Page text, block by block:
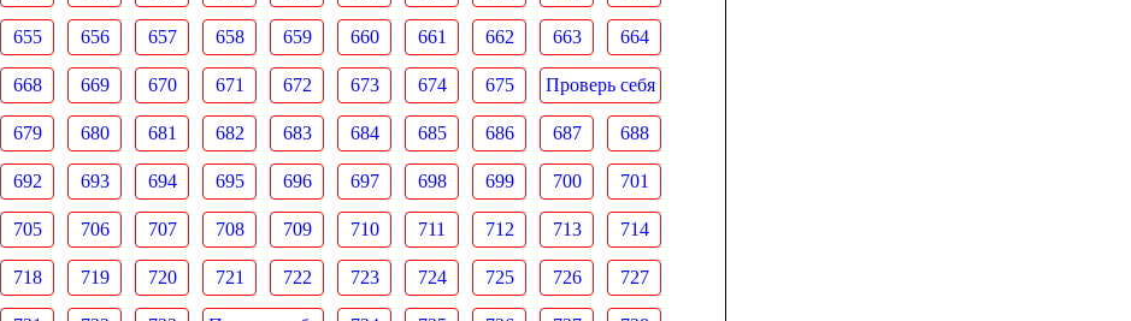
655 656 657 658 659 660 661 662 663 664
668 669 670 671 672 673 674 675 Проверь себя
679 680 681 682 683 684 685 686 687 688
692 693 694 695 696 697 698 699 700 701
705 706 707 708 709 710 711 712 713 714
718 719 720 721 722 723 724 725 726 727